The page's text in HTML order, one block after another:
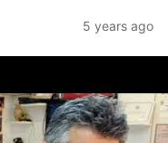
5 years ago